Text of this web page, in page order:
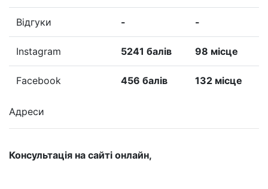
Відгуки - -
Instagram 5241 балів 98 місце
Facebook 456 балів 132 місце
Адреси
Консультація на сайті онлайн,